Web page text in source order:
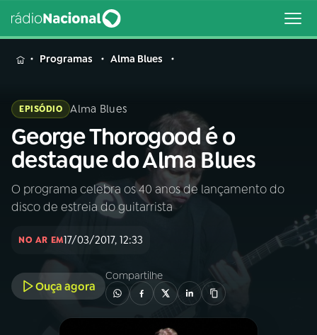
MENU
Buscar
na
Rádio
Nacional
Buscar
AO VIVO
INÍCIO
Programas Alma Blues
EPISÓDIO Alma Blues
George Thorogood é o
destaque do Alma Blues
O programa celebra os 40 anos de lançamento do
disco de estreia do guitarrista
NO AR EM17/03/2017, 12:33
Ouça agora
Compartilhe